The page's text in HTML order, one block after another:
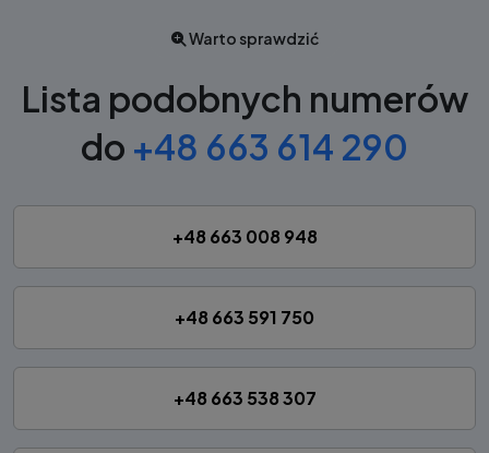
Warto sprawdzić
Lista podobnych numerów
do +48 663 614 290
+48 663 008 948
+48 663 591 750
+48 663 538 307